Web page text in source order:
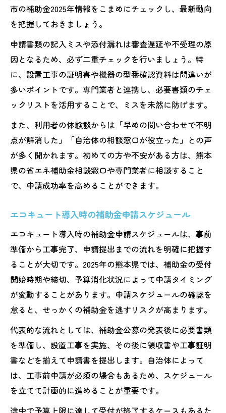
市の補助金2025年情報をこまめにチェックし、最新動向
を把握しておきましょう。
申請書類の記入ミスや添付漏れは審査遅延や不受理の原
因となるため、必ず二重チェックを行いましょう。特
に、設置工事の証明書や機器の型番確認資料は間違いが
多いポイントです。専門業者と連携し、必要書類のチェ
ックリストを活用することで、ミスを未然に防げます。
また、利用者の体験談からは「早めの問い合わせで不明
点が解消した」「自治体の相談窓口が役立った」との声
が多く聞かれます。初めての方や不安がある方は、熊本
県の省エネ補助金相談窓口や専門業者に相談すること
で、申請成功率を高めることができます。
エコキュート導入時の補助金申請スケジュール
エコキュート導入時の補助金申請スケジュールは、事前
準備から工事完了、申請提出までの流れを明確に把握す
ることが大切です。2025年の熊本県では、補助金の受付
開始時期や締切、予算消化状況によって申請タイミング
が変動することがあります。申請スケジュールの確認を
怠ると、せっかくの補助金を逃すリスクが高まります。
代表的な流れとしては、補助金公募の発表後に必要書類
を準備し、設置工事を実施、その後に領収書や工事証明
書などを揃えて申請書を提出します。自治体によって
は、工事前申請が必須の場合もあるため、スケジュール
を立てて計画的に進めることが重要です。
途中で予算上限に達して受付が終了するケースもあるた